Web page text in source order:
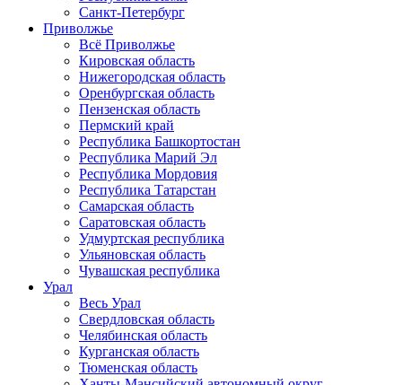
Санкт-Петербург
Приволжье
Всё Приволжье
Кировская область
Нижегородская область
Оренбургская область
Пензенская область
Пермский край
Республика Башкортостан
Республика Марий Эл
Республика Мордовия
Республика Татарстан
Самарская область
Саратовская область
Удмуртская республика
Ульяновская область
Чувашская республика
Урал
Весь Урал
Свердловская область
Челябинская область
Курганская область
Тюменская область